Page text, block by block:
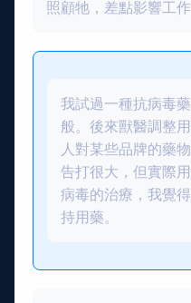
照顧牠，差點影響工作
我試過一種抗病毒
般。後來獸醫調整
人對某些品牌的藥
告打很大，但實際
病毒的治療，我覺
持用藥。